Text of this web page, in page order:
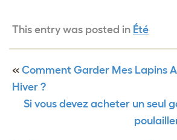
This entry was posted in Été
« Comment Garder Mes Lapins
Hiver ?
Si vous devez acheter un seul